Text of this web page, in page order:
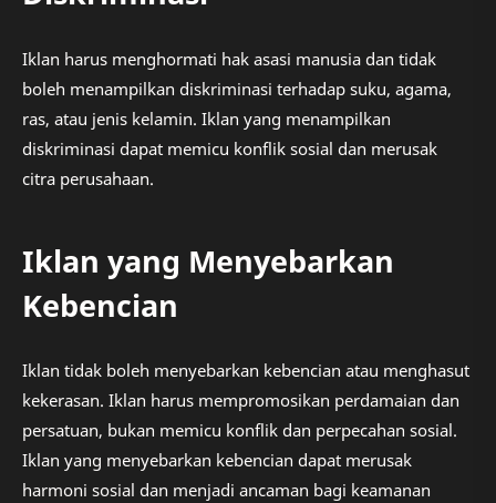
Iklan harus menghormati hak asasi manusia dan tidak
boleh menampilkan diskriminasi terhadap suku, agama,
ras, atau jenis kelamin. Iklan yang menampilkan
diskriminasi dapat memicu konflik sosial dan merusak
citra perusahaan.
Iklan yang Menyebarkan
Kebencian
Iklan tidak boleh menyebarkan kebencian atau menghasut
kekerasan. Iklan harus mempromosikan perdamaian dan
persatuan, bukan memicu konflik dan perpecahan sosial.
Iklan yang menyebarkan kebencian dapat merusak
harmoni sosial dan menjadi ancaman bagi keamanan